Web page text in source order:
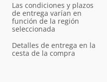
Las condiciones y plazos
de entrega varían en
función de la región
seleccionada
Detalles de entrega en la
cesta de la compra